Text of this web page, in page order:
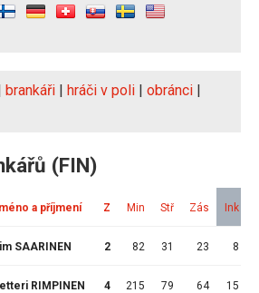
brankáři | hráči v poli | obránci |
(FIN)
a příjmení Z Min Stř Zás Ink
SAARINEN 2 82 31 23 8
RIMPINEN 4 215 79 64 15